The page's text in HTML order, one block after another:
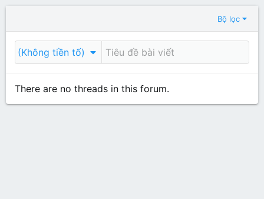
Bộ lọc
(Không tiền tố)
There are no threads in this forum.